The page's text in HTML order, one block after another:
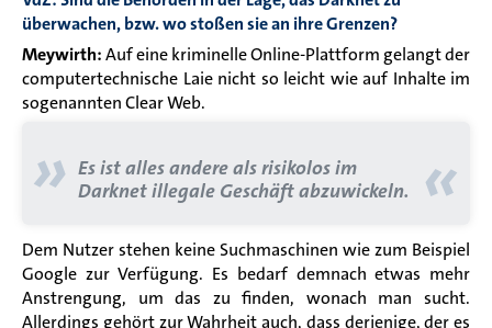
überwachen, bzw. wo stoßen sie an ihre Grenzen?
Meywirth:Auf eine kriminelle Online-Plattform gelangt der
computertechnische Laie nicht so leicht wie auf Inhalte im
sogenannten Clear Web.
» Es ist alles andere als risikolos im
Darknet illegale Geschäft abzuwickeln.
«
Dem Nutzer stehen keine Suchmaschinen wie zum Beispiel
Google zur Verfügung. Es bedarf demnach etwas mehr
Anstrengung, um das zu finden, wonach man sucht.
Allerdings gehört zur Wahrheit auch, dass derjenige, der es